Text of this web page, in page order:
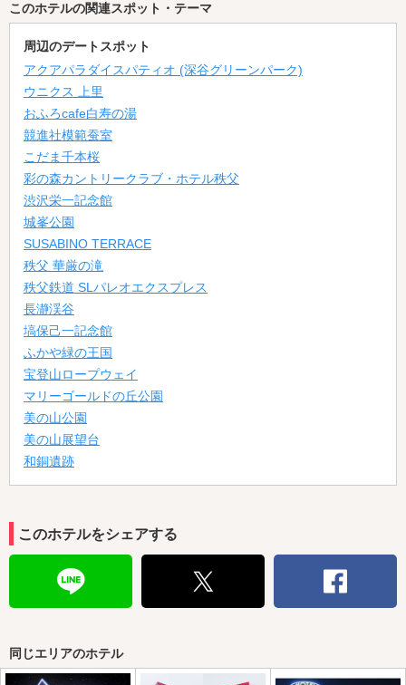
このホテルの関連スポット・テーマ
周辺のデートスポット
アクアパラダイスパティオ (深谷グリーンパーク)
ウニクス 上里
おふろcafe白寿の湯
競進社模範蚕室
こだま千本桜
彩の森カントリークラブ・ホテル秩父
渋沢栄一記念館
城峯公園
SUSABINO TERRACE
秩父 華厳の滝
秩父鉄道 SLパレオエクスプレス
長瀞渓谷
塙保己一記念館
ふかや緑の王国
宝登山ロープウェイ
マリーゴールドの丘公園
美の山公園
美の山展望台
和銅遺跡
このホテルをシェアする
同じエリアのホテル